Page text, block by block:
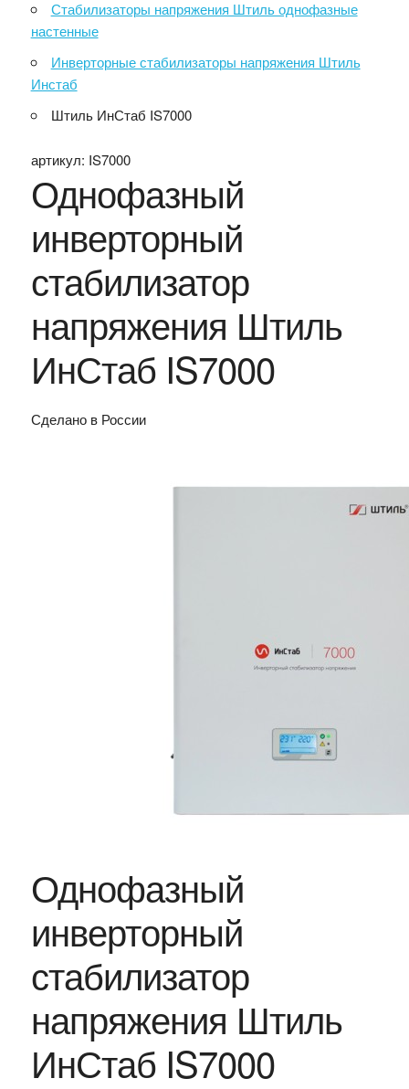
Стабилизаторы напряжения Штиль однофазные
настенные
Инверторные стабилизаторы напряжения Штиль
Инстаб
Штиль ИнСтаб IS7000
артикул: IS7000
Однофазный
инверторный
стабилизатор
напряжения Штиль
ИнСтаб IS7000
Сделано в России
Однофазный
инверторный
стабилизатор
напряжения Штиль
ИнСтаб IS7000